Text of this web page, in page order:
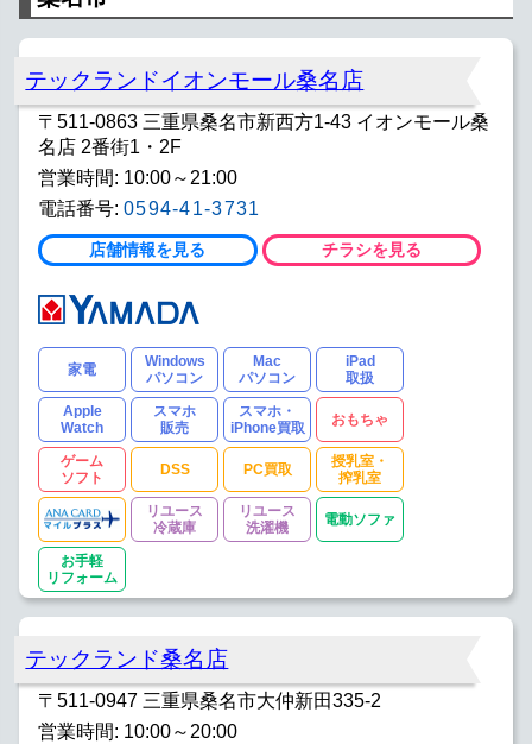
テックランドイオンモール桑名店
〒511-0863 三重県桑名市新西方1-43 イオンモール桑
名店 2番街1・2F
営業時間: 10:00～21:00
電話番号: 0594-41-3731
店舗情報を見る チラシを見る
家電
Windows
パソコン
Mac
パソコン
iPad
取扱
Apple
Watch
スマホ
販売
スマホ・
iPhone買取
おもちゃ
ゲーム
ソフト
DSS PC買取
授乳室・
搾乳室
リユース
冷蔵庫
リユース
洗濯機
電動ソファ
お手軽
リフォーム
テックランド桑名店
〒511-0947 三重県桑名市大仲新田335-2
営業時間: 10:00～20:00